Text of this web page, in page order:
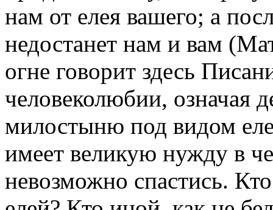
нам от елея вашего; а
недостанет нам и вам
огне говорит здесь
человеколюбии, означая
милостыню под видом
имеет великую нужду в
невозможно спастись.